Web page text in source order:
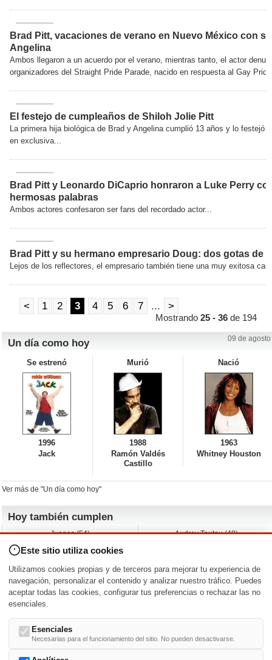
Brad Pitt, vacaciones de verano en Nuevo México con
Angelina
Ambos llegaron a un acuerdo por el verano, mientras tanto, el actor
organizadores del Straight Pride Parade, nacido en respuesta al Gay
El festejo de cumpleaños de Shiloh Jolie Pitt
La primera hija biológica de Brad y Angelina cumplió 13 años y lo festejó
en exclusiva...
Brad Pitt y Leonardo DiCaprio honraron a Luke Perry
hermosas palabras
Ambos actores confesaron ser fans del recordado actor...
Brad Pitt y su hermano empresario Doug: dos gotas de
Lejos de los reflectores, el empresario también tiene una muy exitosa
< 1 2 3 4 5 6 7 ... >
Mostrando 25 - 36 de 194
Un día como hoy 09 de agosto
Se estrenó
1996
Jack
Murió
1988
Ramón Valdés
Castillo
Nació
1963
Whitney Houston
Ver más de "Un día como hoy"
Hoy también cumplen
Juanes (54)
Jessica Capshaw (50)
Sam Elliott (82)
Jarvis Hayes (45)
Audrey Tautou (48)
The Edge (65)
Anna Kendrick (41)
Nacimientos y estrenos en la fecha
DD/MM /
Este sitio utiliza cookies
Utilizamos cookies propias y de terceros para mejorar tu experiencia de
navegación, personalizar el contenido y analizar nuestro tráfico. Puedes
aceptar todas las cookies, configurar tus preferencias o rechazar las no
esenciales.
Esenciales
Necesarias para el funcionamiento del sitio. No pueden desactivarse.